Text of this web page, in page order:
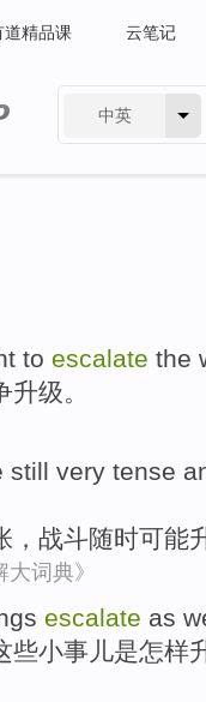
道精品课 云笔记
中英
to escalate the
升级。
still very tense
， 战斗随时可能
大词典》
escalate as
些小事儿是怎样